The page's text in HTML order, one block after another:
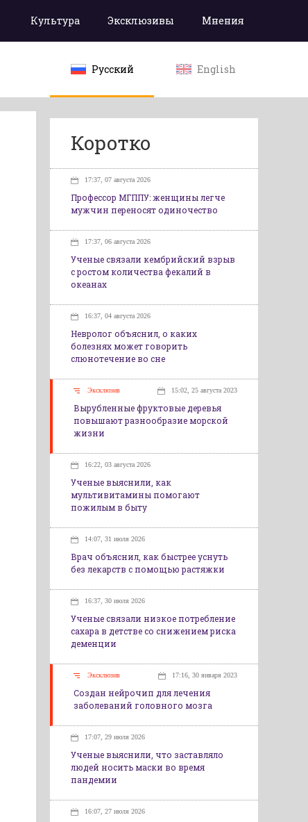
Культура Эксклюзивы Мнения
Русский English
Коротко
17:37, 07 августа 2026
Профессор МГППУ: женщины легче
мужчин переносят одиночество
17:37, 06 августа 2026
Ученые связали кембрийский взрыв
с ростом количества фекалий в
океанах
16:37, 04 августа 2026
Невролог объяснил, о каких
болезнях может говорить
слюнотечение во сне
Эксклюзив 15:02, 25 августа 2023
Вырубленные фруктовые деревья
повышают разнообразие морской
жизни
16:22, 03 августа 2026
Ученые выяснили, как
мультивитамины помогают
пожилым в быту
14:07, 31 июля 2026
Врач объяснил, как быстрее уснуть
без лекарств с помощью растяжки
16:37, 30 июля 2026
Ученые связали низкое потребление
сахара в детстве со снижением риска
деменции
Эксклюзив 17:16, 30 января 2023
Создан нейрочип для лечения
заболеваний головного мозга
17:07, 29 июля 2026
Ученые выяснили, что заставляло
людей носить маски во время
пандемии
16:07, 27 июля 2026